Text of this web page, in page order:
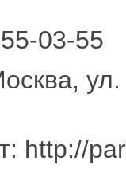
03-55
http://